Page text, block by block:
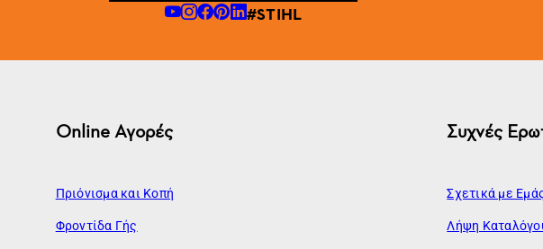
#STIHL
Online Αγορές
Πριόνισμα και Κοπή
Φροντίδα Γής
Συχνές
Σχετικά με
Λήψη